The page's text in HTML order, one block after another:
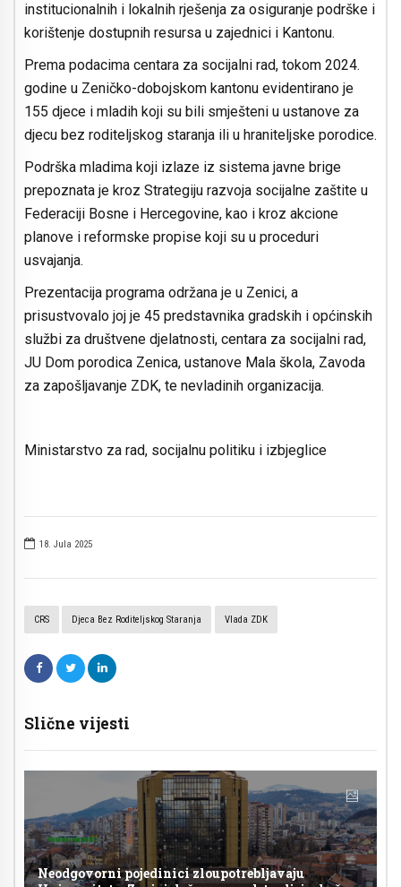
18. Jula 2025
CRS Djeca Bez Roditeljskog Staranja Vlada ZDK
Slične vijesti
Neodgovorni pojedinici zloupotrebljavaju
institucionalnih i lokalnih rješenja za osiguranje podrške i
korištenje dostupnih resursa u zajednici i Kantonu.
Prema podacima centara za socijalni rad, tokom 2024.
godine u Zeničko-dobojskom kantonu evidentirano je
155 djece i mladih koji su bili smješteni u ustanove za
djecu bez roditeljskog staranja ili u hraniteljske porodice.
Podrška mladima koji izlaze iz sistema javne brige
prepoznata je kroz Strategiju razvoja socijalne zaštite u
Federaciji Bosne i Hercegovine, kao i kroz akcione
planove i reformske propise koji su u proceduri
usvajanja.
Prezentacija programa održana je u Zenici, a
prisustvovalo joj je 45 predstavnika gradskih i općinskih
službi za društvene djelatnosti, centara za socijalni rad,
JU Dom porodica Zenica, ustanove Mala škola, Zavoda
za zapošljavanje ZDK, te nevladinih organizacija.
Ministarstvo za rad, socijalnu politiku i izbjeglice